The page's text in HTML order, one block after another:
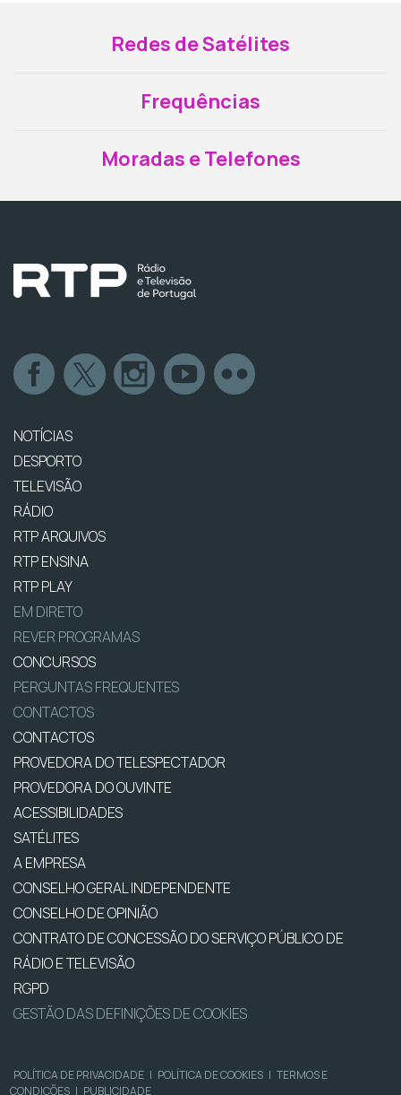
Redes de Satélites
Frequências
Moradas e Telefones
NOTÍCIAS
DESPORTO
TELEVISÃO
RÁDIO
RTP ARQUIVOS
RTP ENSINA
RTP PLAY
EM DIRETO
REVER PROGRAMAS
CONCURSOS
PERGUNTAS FREQUENTES
CONTACTOS
CONTACTOS
PROVEDORA DO TELESPECTADOR
PROVEDORA DO OUVINTE
ACESSIBILIDADES
SATÉLITES
A EMPRESA
CONSELHO GERAL INDEPENDENTE
CONSELHO DE OPINIÃO
CONTRATO DE CONCESSÃO DO SERVIÇO PÚBLICO DE
RÁDIO E TELEVISÃO
RGPD
GESTÃO DAS DEFINIÇÕES DE COOKIES
POLÍTICA DE PRIVACIDADE | POLÍTICA DE COOKIES | TERMOS E
CONDIÇÕES | PUBLICIDADE